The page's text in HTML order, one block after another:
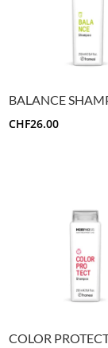
BALANCE
CHF26.00
COLOR